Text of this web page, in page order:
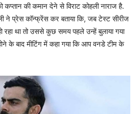
कप्तान की कमान देने से विराट कोहली नाराज है.
ने प्रेस कॉन्फ्रेंस कर बताया कि, जब टेस्ट सीरीज
रहा था तो उससे कुछ समय पहले उन्हें बुलाया गया
के बाद मीटिंग में कहा गया कि आप वनडे टीम के